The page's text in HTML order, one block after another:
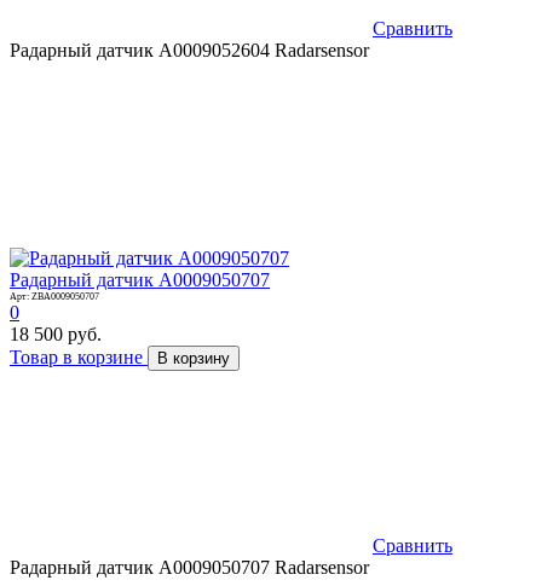
Сравнить
Радарный датчик A0009052604 Radarsensor
Радарный датчик A0009050707
Арт: ZBA0009050707
0
18 500 руб.
Товар в корзине
В корзину
Сравнить
Радарный датчик A0009050707 Radarsensor